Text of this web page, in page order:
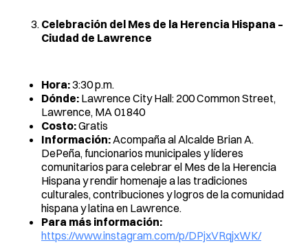
Celebración del Mes de la Herencia Hispana –
Ciudad de Lawrence
Hora:3:30 p.m.
Dónde: Lawrence City Hall: 200 Common Street,
Lawrence, MA 01840
Costo:Gratis
Información:Acompaña al Alcalde Brian A.
DePeña, funcionarios municipales y líderes
comunitarios para celebrar el Mes de la Herencia
Hispana y rendir homenaje a las tradiciones
culturales, contribuciones y logros de la comunidad
hispana y latina en Lawrence.
Para más información:
https://www.instagram.com/p/DPjxVRqjxWK/